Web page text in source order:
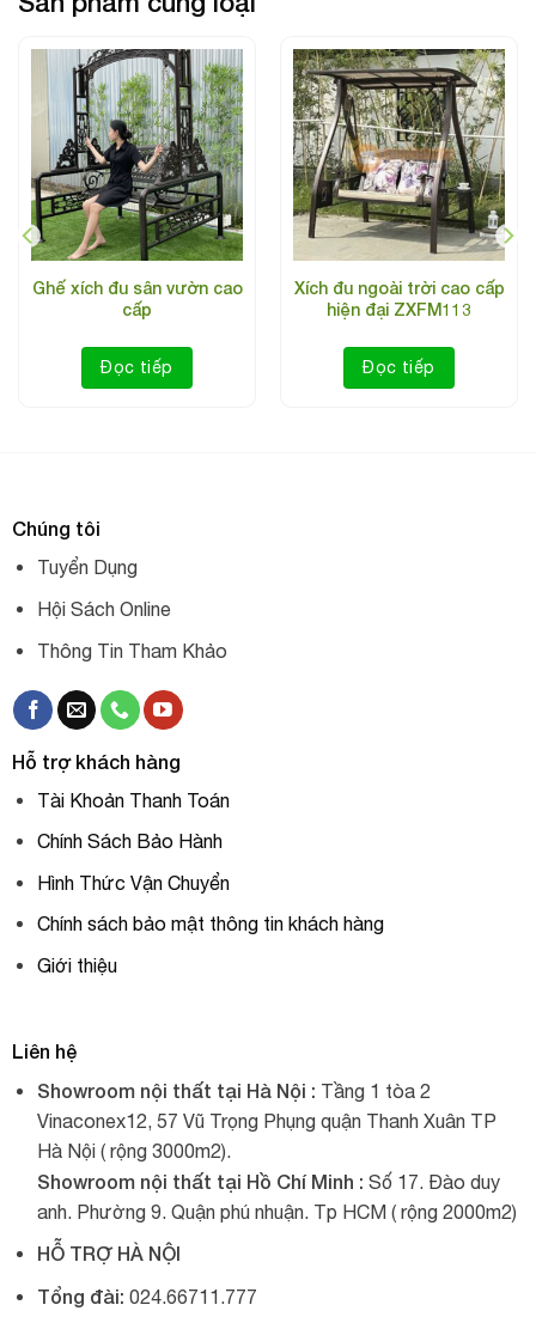
Thông tin sản phẩm
Tên sản phẩm: Xích đu sân vườn hình tổ chim
Thương hiệu: ZX
Kiểu dáng: Xích đu sân vườn
Chất liệu: Nhựa giả mây
Giá bán: 39.400.000 vnđ
Bảo hành: 2 năm
Ghế xích đu sân vườn cao
cấp
Đọc tiếp
Xích đu ngoài trời cao cấp
hiện đại ZXFM113
Đọc tiếp
Chúng tôi
Tuyển Dụng
Hội Sách Online
Thông Tin Tham Khảo
Hỗ trợ khách hàng
Tài Khoản Thanh Toán
Chính Sách Bảo Hành
Hình Thức Vận Chuyển
Chính sách bảo mật thông tin khách hàng
Giới thiệu
Liên hệ
Showroom nội thất tại Hà Nội : Tầng 1 tòa 2
Vinaconex12, 57 Vũ Trọng Phụng quận Thanh Xuân TP
Hà Nội ( rộng 3000m2).
Showroom nội thất tại Hồ Chí Minh : Số 17. Đào duy
anh. Phường 9. Quận phú nhuận. Tp HCM ( rộng 2000m2)
HỖ TRỢ HÀ NỘI
Tổng đài: 024.66711.777